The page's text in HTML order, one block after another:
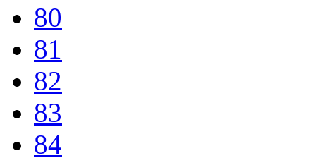
80
81
82
83
84